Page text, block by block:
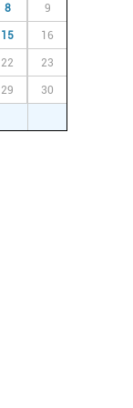
8 9
15 16
22 23
29 30